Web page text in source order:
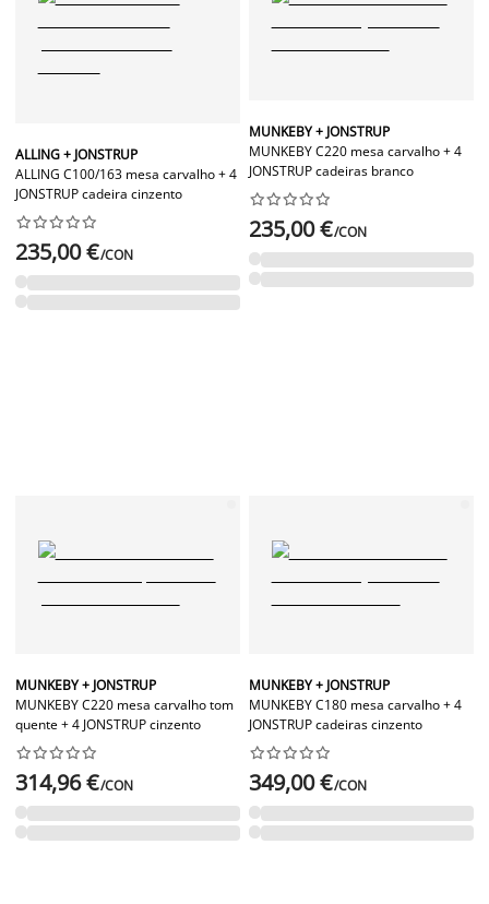
ALLING + JONSTRUP
ALLING C100/163 mesa carvalho + 4
JONSTRUP cadeira cinzento






235,00 €/CON
MUNKEBY + JONSTRUP
MUNKEBY C220 mesa carvalho + 4
JONSTRUP cadeiras branco






235,00 €/CON
MUNKEBY + JONSTRUP
MUNKEBY C220 mesa carvalho tom
quente + 4 JONSTRUP cinzento






314,96 €/CON
MUNKEBY + JONSTRUP
MUNKEBY C180 mesa carvalho + 4
JONSTRUP cadeiras cinzento






349,00 €/CON